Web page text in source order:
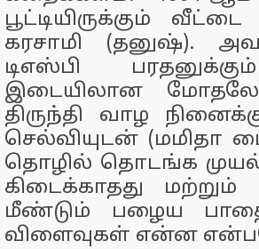
பூட்டியிருக்கும்
கரசாமி (தனுஷ்).
டிஎஸ்பி
இடையிலான
திருந்தி வாழ
செல்வியுடன் (மமிதா
தொழில் தொடங்க
கிடைக்காதது
மீண்டும் பழைய
விளைவுகள் என்ன